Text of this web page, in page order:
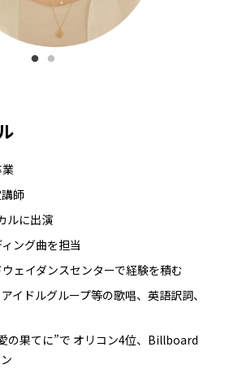
師
ルに出演
ング曲を担当
ェイダンスセンターで経験を積む
イドルグループ等の歌唱、英語訳詞、
の果てに”で オリコン4位、Billboard